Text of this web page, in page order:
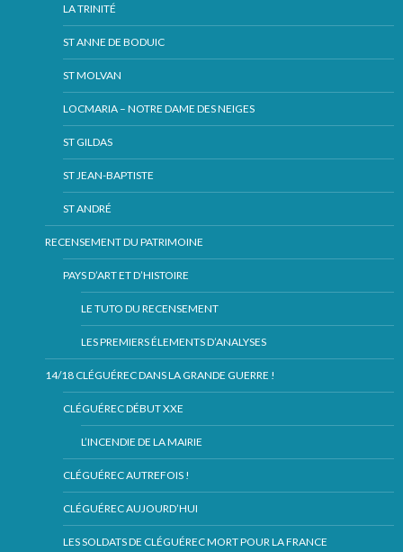
LA TRINITÉ
ST ANNE DE BODUIC
ST MOLVAN
LOCMARIA – NOTRE DAME DES NEIGES
ST GILDAS
ST JEAN-BAPTISTE
ST ANDRÉ
RECENSEMENT DU PATRIMOINE
PAYS D’ART ET D’HISTOIRE
LE TUTO DU RECENSEMENT
LES PREMIERS ÉLEMENTS D’ANALYSES
14/18 CLÉGUÉREC DANS LA GRANDE GUERRE !
CLÉGUÉREC DÉBUT XXE
L’INCENDIE DE LA MAIRIE
CLÉGUÉREC AUTREFOIS !
CLÉGUÉREC AUJOURD’HUI
LES SOLDATS DE CLÉGUÉREC MORT POUR LA FRANCE